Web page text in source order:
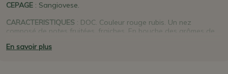
CEPAGE : Sangiovese.
CARACTERISTIQUES : DOC. Couleur rouge rubis. Un nez
composé de notes fruitées, fraiches. En bouche des arômes de
persistant. Servir à 18-20°. Il est préférable de le passer en
En savoir plus